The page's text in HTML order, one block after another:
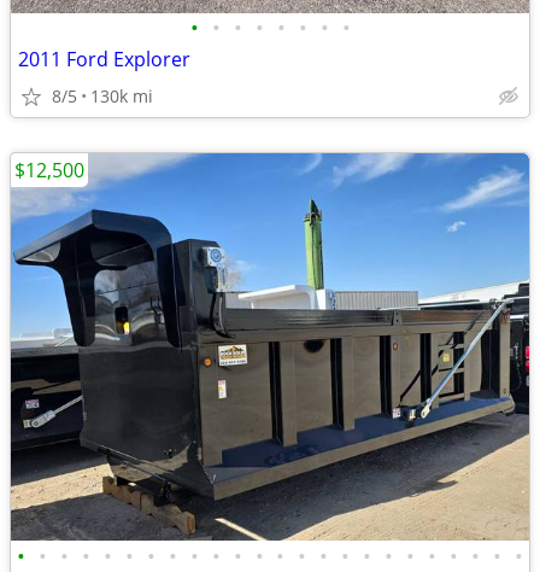
• • • • • • • •
2011 Ford Explorer
8/5 130k mi
• • • • • • • • • • • • • • • • • • • • • • • •
$12,500